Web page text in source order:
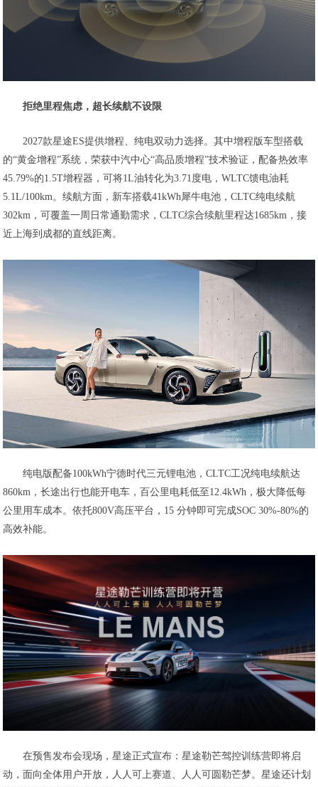
拒绝里程焦虑，超长续航不设限
2027款星途ES提供增程、纯电双动力选择。其中增程版车型搭载
的“黄金增程”系统，荣获中汽中心“高品质增程”技术验证，配备热效率
45.79%的1.5T增程器，可将1L油转化为3.71度电，WLTC馈电油耗
5.1L/100km。续航方面，新车搭载41kWh犀牛电池，CLTC纯电续航
302km，可覆盖一周日常通勤需求，CLTC综合续航里程达1685km，接
近上海到成都的直线距离。
纯电版配备100kWh宁德时代三元锂电池，CLTC工况纯电续航达
860km，长途出行也能开电车，百公里电耗低至12.4kWh，极大降低每
公里用车成本。依托800V高压平台，15 分钟即可完成SOC 30%-80%的
高效补能。
在预售发布会现场，星途正式宣布：星途勒芒驾控训练营即将启
动，面向全体用户开放，人人可上赛道、人人可圆勒芒梦。星途还计划